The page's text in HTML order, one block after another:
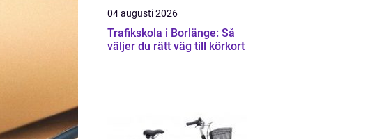
04 augusti 2026
Trafikskola i Borlänge: Så
väljer du rätt väg till körkort